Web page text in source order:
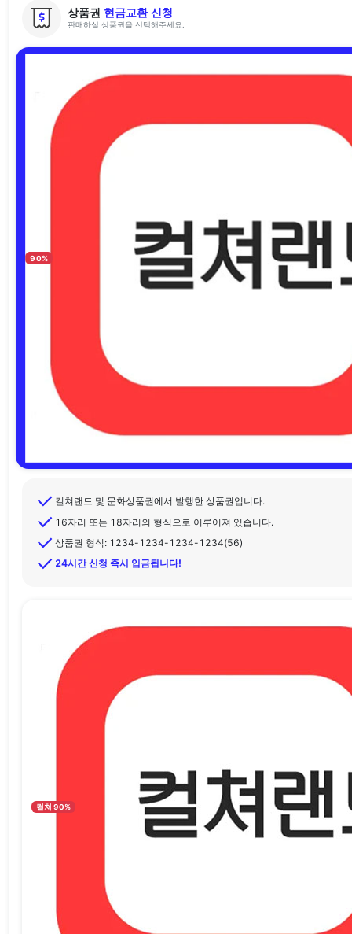
상품권 현금교환 신청
판매하실 상품권을 선택해주세요.
90%
컬쳐랜드 및 문화상품권에서 발행한 상품권입니다.
16자리 또는 18자리의 형식으로 이루어져 있습니다.
상품권 형식: 1234-1234-1234-1234(56)
24시간 신청 즉시 입금됩니다!
컬쳐 90%